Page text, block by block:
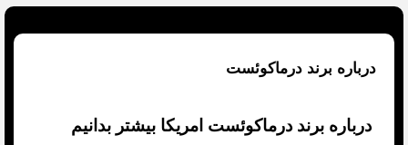
درباره برند درماکوئست
درباره برند درماکوئست امریکا بیشتر بدانیم